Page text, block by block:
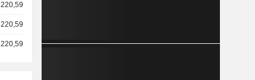
220,59
220,59
220,59